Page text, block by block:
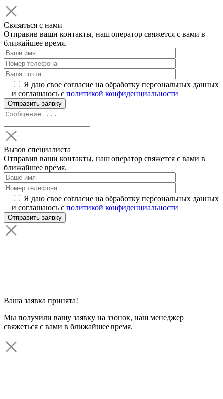
Связаться с нами
Отправив ваши контакты, наш оператор свяжется с вами в
ближайшее время.
Я даю свое согласие на обработку персональных данных
и соглашаюсь с политикой конфиденциальности
Вызов специалиста
Отправив ваши контакты, наш оператор свяжется с вами в
ближайшее время.
Я даю свое согласие на обработку персональных данных
и соглашаюсь с политикой конфиденциальности
Ваша заявка принята!
Мы получили вашу заявку на звонок, наш менеджер
свяжеться с вами в ближайшее время.